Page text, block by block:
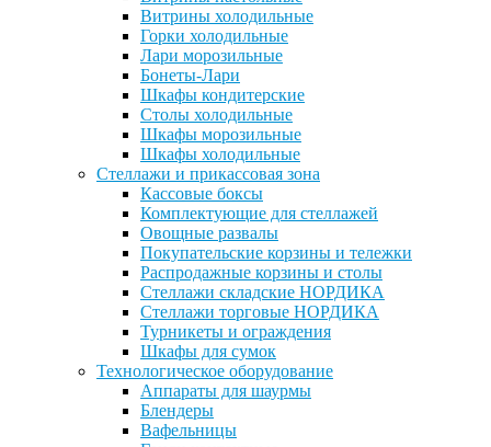
Витрины холодильные
Горки холодильные
Лари морозильные
Бонеты-Лари
Шкафы кондитерские
Столы холодильные
Шкафы морозильные
Шкафы холодильные
Стеллажи и прикассовая зона
Кассовые боксы
Комплектующие для стеллажей
Овощные развалы
Покупательские корзины и тележки
Распродажные корзины и столы
Стеллажи складские НОРДИКА
Стеллажи торговые НОРДИКА
Турникеты и ограждения
Шкафы для сумок
Технологическое оборудование
Аппараты для шаурмы
Блендеры
Вафельницы